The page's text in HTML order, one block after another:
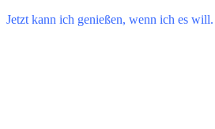
Jetzt kann ich genießen, wenn ich es